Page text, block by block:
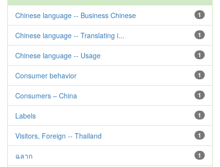
1
Chinese language -- Business Chinese
1
Chinese language -- Translating i...
1
Chinese language -- Usage
1
Consumer behavior
1
Consumers – China
1
Labels
1
Visitors, Foreign -- Thailand
1
ฉลาก